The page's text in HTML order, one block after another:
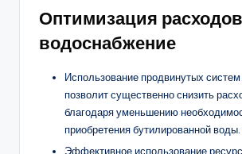
Оптимизация
водоснабжение
Использование продвинутых систем
позволит существенно снизить
благодаря уменьшению
приобретения бутилированной воды.
Эффективное использование